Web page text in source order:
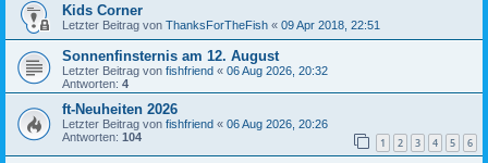
Kids Corner
Letzter Beitrag von ThanksForTheFish « 09 Apr 2018, 22:51
Sonnenfinsternis am 12. August
Letzter Beitrag von fishfriend « 06 Aug 2026, 20:32
Antworten: 4
ft-Neuheiten 2026
Letzter Beitrag von fishfriend « 06 Aug 2026, 20:26
Antworten: 104 1 2 3 4 5 6